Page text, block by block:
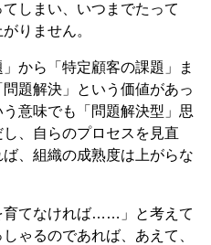
しまい、いつまでたって
りません。
から「特定顧客の課題」ま
題解決」という価値があっ
意味でも「問題解決型」思
、自らのプロセスを見直
、組織の成熟度は上がらな
育てなければ……」と考えて
ゃるのであれば、あえて、